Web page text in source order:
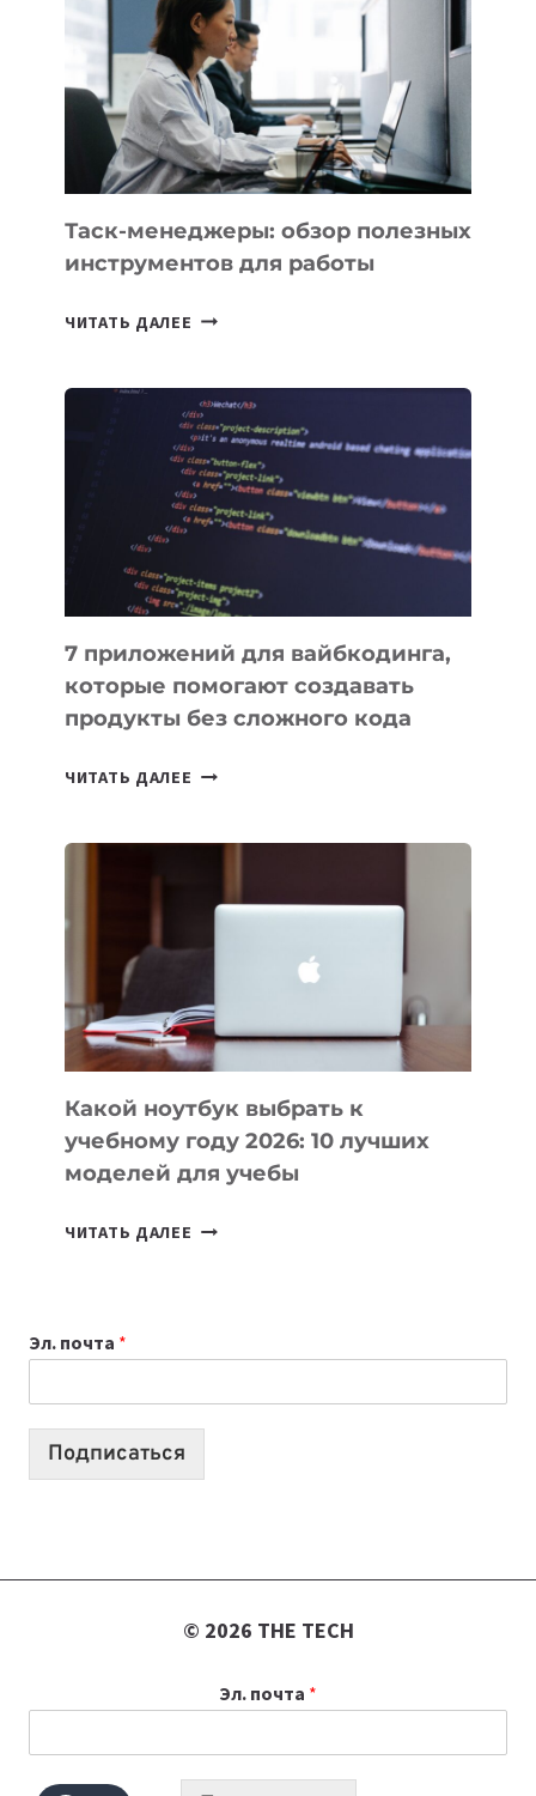
РАЗВИВАЮТ
ТЕХНОЛОГИЧЕСКОЕ
ОБРАЗОВАНИЕ
ТАДЖИКИСТАНА
Таск-менеджеры: обзор полезных
инструментов для работы
ЧИТАТЬ ДАЛЕЕ ТАСК-
ПОЛЕЗНЫХ
ИНСТРУМЕНТОВ
ДЛЯ
РАБОТЫ
7 приложений для вайбкодинга,
которые помогают создавать
продукты без сложного кода
ЧИТАТЬ ДАЛЕЕ
ПОМОГАЮТ
СОЗДАВАТЬ
БЕЗ
СЛОЖНОГО
КОДА
Какой ноутбук выбрать к
учебному году 2026: 10 лучших
моделей для учебы
ЧИТАТЬ ДАЛЕЕ КАКОЙ
2026:
10
Эл. почта *
Подписаться
© 2026 THE TECH
Эл. почта *